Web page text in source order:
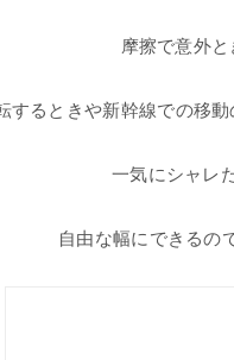
摩擦で意外と
するときや新幹線での移
一気にシャレ
自由な幅にできるの